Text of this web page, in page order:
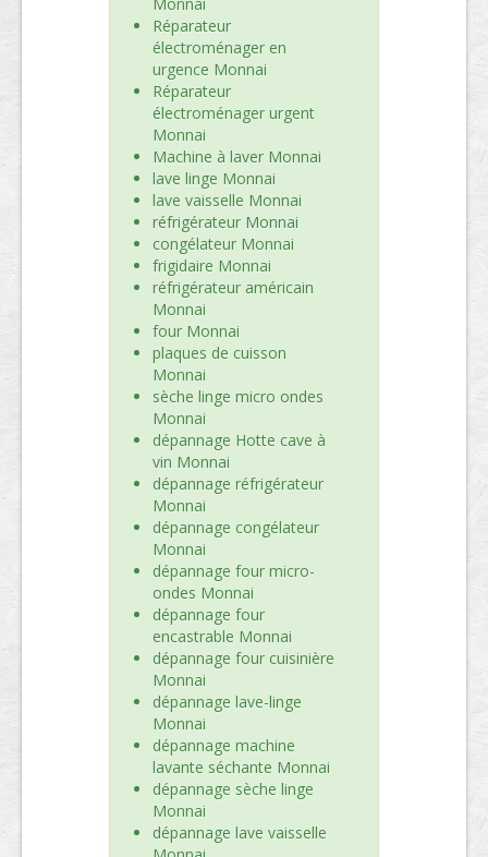
Réparateur
électroménager en
urgence Monnai
Réparateur
électroménager urgent
Monnai
Machine à laver Monnai
lave linge Monnai
lave vaisselle Monnai
réfrigérateur Monnai
congélateur Monnai
frigidaire Monnai
réfrigérateur américain
Monnai
four Monnai
plaques de cuisson
Monnai
sèche linge micro ondes
Monnai
dépannage Hotte cave à
vin Monnai
dépannage réfrigérateur
Monnai
dépannage congélateur
Monnai
dépannage four micro-
ondes Monnai
dépannage four
encastrable Monnai
dépannage four cuisinière
Monnai
dépannage lave-linge
Monnai
dépannage machine
lavante séchante Monnai
dépannage sèche linge
Monnai
dépannage lave vaisselle